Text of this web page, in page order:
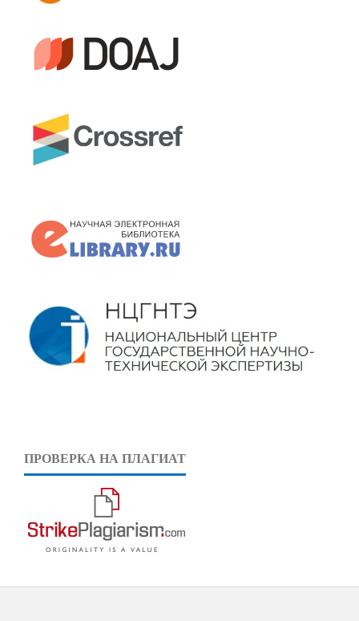
ПРОВЕРКА НА ПЛАГИАТ